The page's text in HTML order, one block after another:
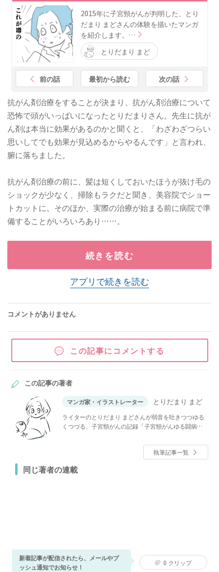
2015年に子宮頸がんが判明した、とり
だまり まどさんの体験を描いたマンガ
を紹介します。…
とりだまり まど
前の話 最初から読む 次の話
抗がん剤治療をすることが決まり、抗がん剤治療について
恐怖で頭がいっぱいになったとりだまりさん。先生に抗が
ん剤は本当に効果があるのかと聞くと、「わざわざつらい
思いしてでも効果が見込めるからやるんです」と言われ、
腑に落ちました。
抗がん剤治療の前に、髪は短くしておいたほうが抜け毛の
ショックが少なく、掃除もラクだと聞き、美容院でショー
トカットに。そのほか、実際の治療が始まる前に病院で準
備することがいろいろあり……。
続きを読む
アプリで続きを読む
コメントがありません
この記事にコメントする
この記事の著者
マンガ家・イラストレーター とりだまり まど
ライターのとりだまり まどさんが弱音を吐きつつゆる
くつづる、子宮頸がんの記録「子宮頸がんゆる闘病
執筆記事一覧
同じ著者の連載
新着記事が配信されたら、メールやプ
ッシュ通知でお知らせ！
0 クリップ